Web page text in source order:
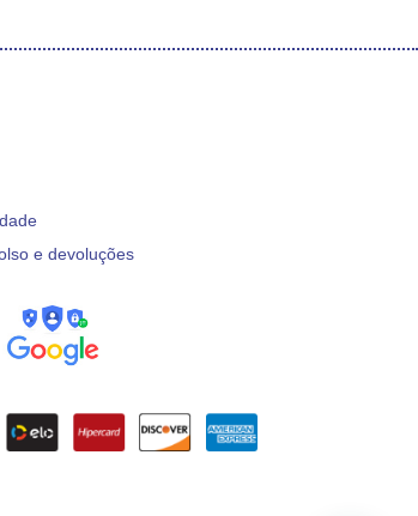
e devoluções